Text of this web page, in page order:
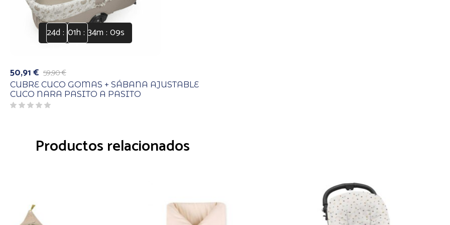
24d 01h 34m 08s
59,90€
El
precio
original
era:
59,90 €.
50,91€
El
precio
actual
es:
50,91 €.
CUBRE CUCO GOMAS + SÁBANA AJUSTABLE
CUCO NARA PASITO A PASITO
Productos relacionados